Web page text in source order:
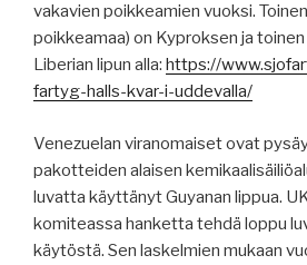
vakavien poikkeamien vuoksi.
poikkeamaa) on Kyproksen ja
Liberian lipun alla: https://
fartyg-halls-kvar-i-uddevalla/
Venezuelan viranomaiset ovat
pakotteiden alaisen
luvatta käyttänyt Guyanan lippua.
komiteassa hanketta tehdä loppu
käytöstä. Sen laskelmien mukaan